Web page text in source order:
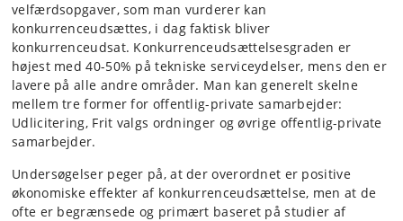
velfærdsopgaver, som man vurderer kan
konkurrenceudsættes, i dag faktisk bliver
konkurrenceudsat. Konkurrenceudsættelsesgraden er
højest med 40-50% på tekniske serviceydelser, mens den er
lavere på alle andre områder. Man kan generelt skelne
mellem tre former for offentlig-private samarbejder:
Udlicitering, Frit valgs ordninger og øvrige offentlig-private
samarbejder.
Undersøgelser peger på, at der overordnet er positive
økonomiske effekter af konkurrenceudsættelse, men at de
ofte er begrænsede og primært baseret på studier af